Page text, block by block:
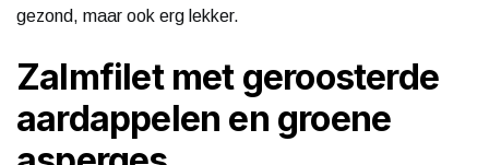
gezond, maar ook erg lekker.
Zalmfilet met geroosterde
aardappelen en groene